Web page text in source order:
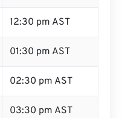
12:30 pm AST
01:30 pm AST
02:30 pm AST
03:30 pm AST